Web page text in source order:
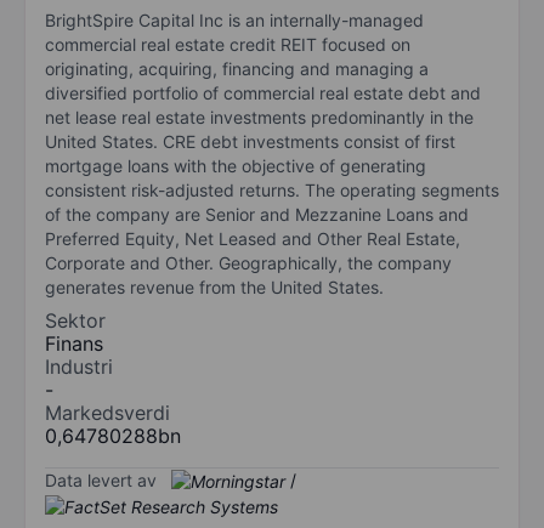
BrightSpire Capital Inc is an internally-managed
commercial real estate credit REIT focused on
originating, acquiring, financing and managing a
diversified portfolio of commercial real estate debt and
net lease real estate investments predominantly in the
United States. CRE debt investments consist of first
mortgage loans with the objective of generating
consistent risk-adjusted returns. The operating segments
of the company are Senior and Mezzanine Loans and
Preferred Equity, Net Leased and Other Real Estate,
Corporate and Other. Geographically, the company
generates revenue from the United States.
Sektor
Finans
Industri
-
Markedsverdi
0,64780288bn
Data levert av /